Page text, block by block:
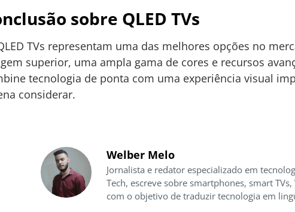
sobre QLED TVs
TVs representam uma das melhores opções no
superior, uma ampla gama de cores e recursos
tecnologia de ponta com uma experiência visual
considerar.
Welber Melo
Jornalista e redator especializado em
Tech, escreve sobre smartphones, smart
com o objetivo de traduzir tecnologia em